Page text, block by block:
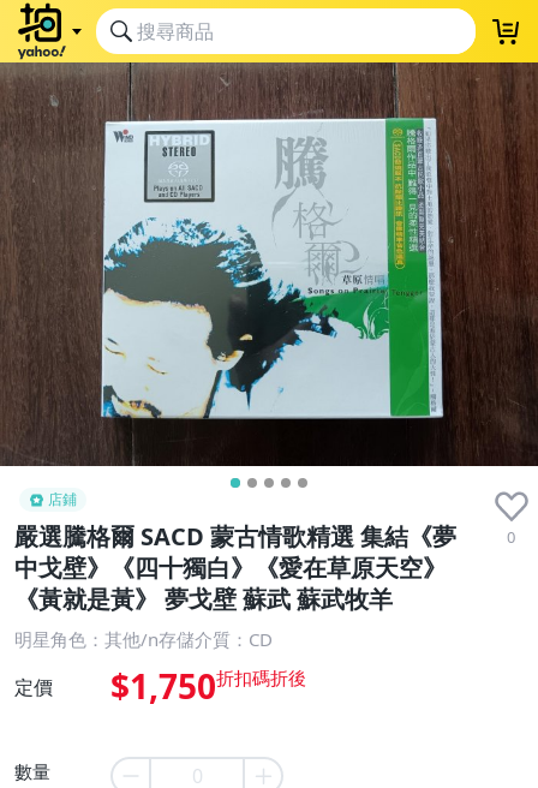
店鋪
嚴選騰格爾 SACD 蒙古情歌精選 集結《夢
中戈壁》《四十獨白》《愛在草原天空》
《黃就是黃》 夢戈壁 蘇武 蘇武牧羊
0
明星角色：其他/n存儲介質：CD
定價 $1,750
數量